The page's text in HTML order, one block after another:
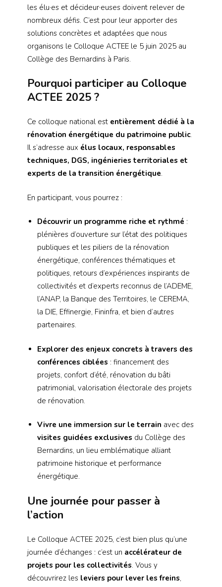
les élu·es et décideur·euses doivent relever de
nombreux défis. C’est pour leur apporter des
solutions concrètes et adaptées que nous
organisons le Colloque ACTEE le 5 juin 2025 au
Collège des Bernardins à Paris.
Pourquoi participer au Colloque
ACTEE 2025 ?
Ce colloque national est entièrement dédié à la
rénovation énergétique du patrimoine public.
Il s’adresse aux élus locaux, responsables
techniques, DGS, ingénieries territoriales et
experts de la transition énergétique.
En participant, vous pourrez :
Découvrir un programme riche et rythmé :
plénières d’ouverture sur l’état des politiques
publiques et les piliers de la rénovation
énergétique, conférences thématiques et
politiques, retours d’expériences inspirants de
collectivités et d’experts reconnus de l’ADEME,
l’ANAP, la Banque des Territoires, le CEREMA,
la DIE, Effinergie, Fininfra, et bien d’autres
partenaires.
Explorer des enjeux concrets à travers des
conférences ciblées : financement des
projets, confort d’été, rénovation du bâti
patrimonial, valorisation électorale des projets
de rénovation.
Vivre une immersion sur le terrain avec des
visites guidées exclusives du Collège des
Bernardins, un lieu emblématique alliant
patrimoine historique et performance
énergétique.
Une journée pour passer à
l’action
Le Colloque ACTEE 2025, c’est bien plus qu’une
journée d’échanges : c’est un accélérateur de
projets pour les collectivités. Vous y
découvrirez les leviers pour lever les freins,